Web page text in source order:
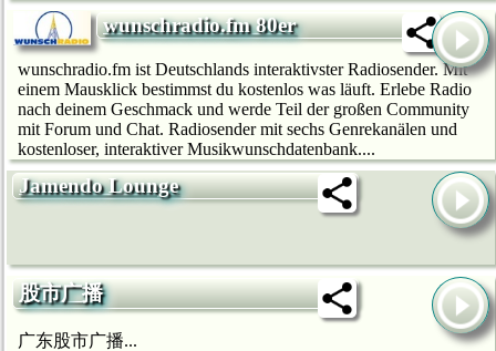
wunschradio.fm 80er
wunschradio.fm ist Deutschlands interaktivster Radiosender. Mit
einem Mausklick bestimmst du kostenlos was läuft. Erlebe Radio
nach deinem Geschmack und werde Teil der großen Community
mit Forum und Chat. Radiosender mit sechs Genrekanälen und
kostenloser, interaktiver Musikwunschdatenbank....
Jamendo Lounge
股市广播
广东股市广播...